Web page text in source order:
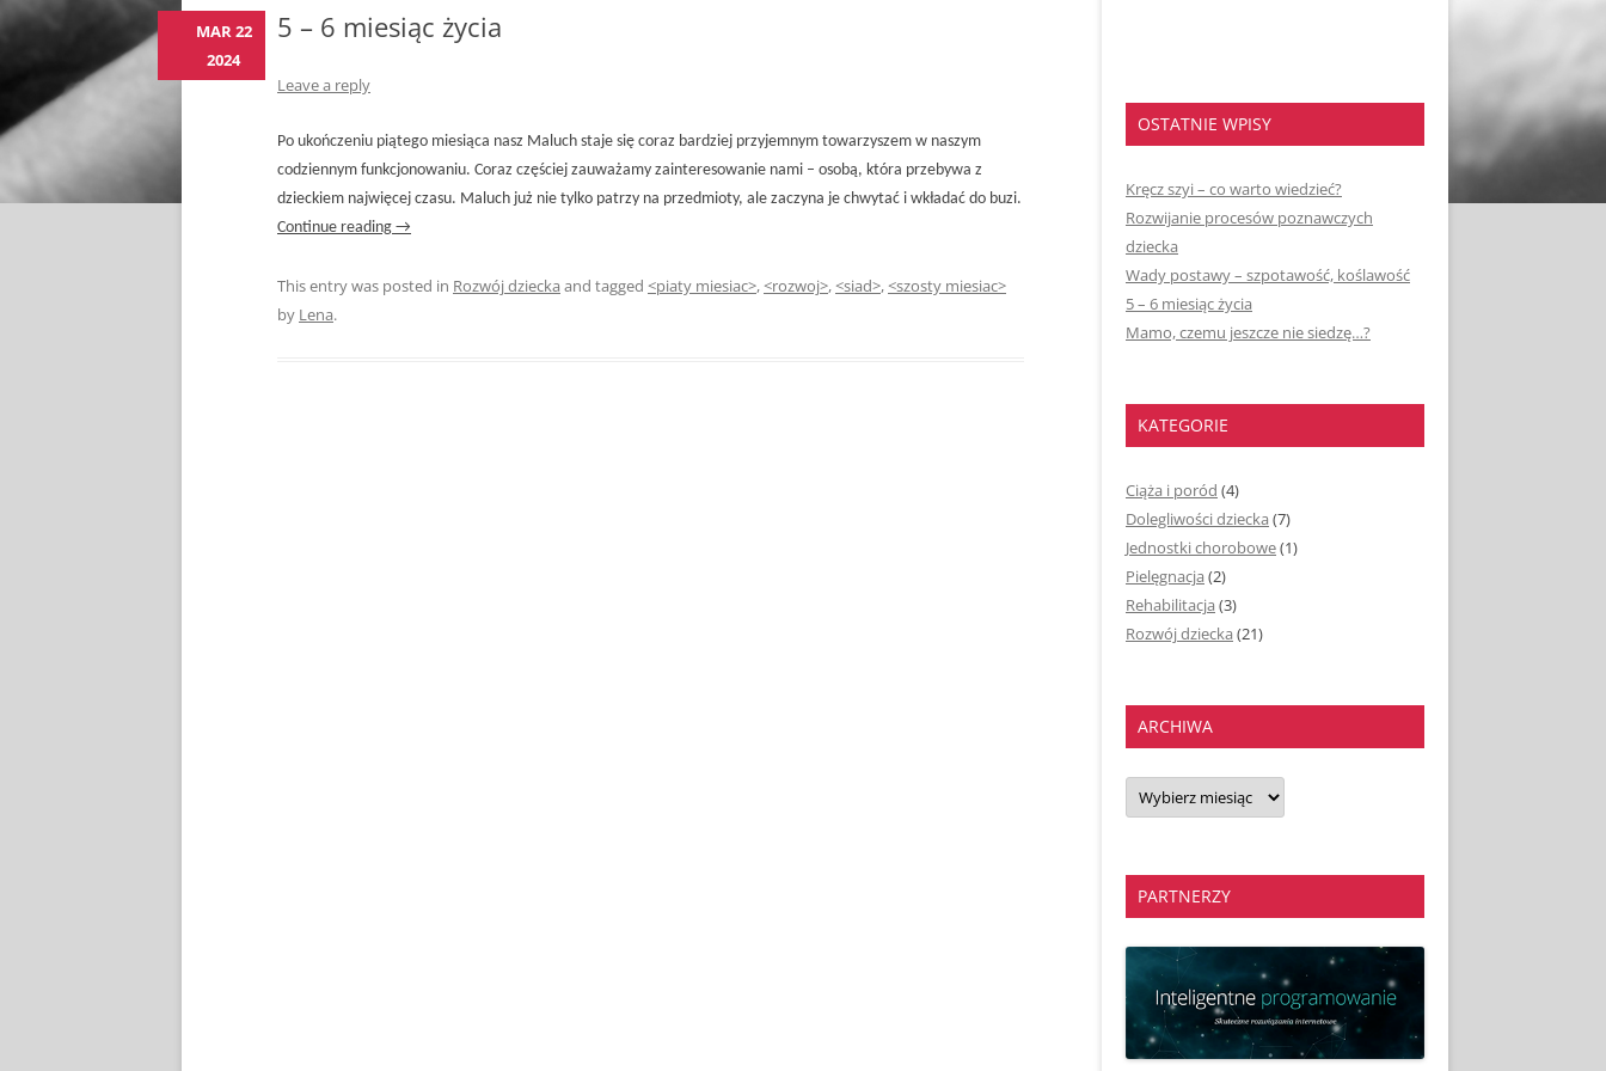
5 – 6 miesiąc życia
Leave a reply
Po ukończeniu piątego miesiąca nasz Maluch staje się coraz bardziej przyjemnym towarzyszem w naszym
codziennym funkcjonowaniu. Coraz częściej zauważamy zainteresowanie nami – osobą, która przebywa z
dzieckiem najwięcej czasu. Maluch już nie tylko patrzy na przedmioty, ale zaczyna je chwytać i wkładać do buzi.
Continue reading →
This entry was posted in Rozwój dziecka and tagged <piaty miesiac>,<rozwoj>,<siad>,<szosty miesiac>
by Lena.
MAR 22
2024
OSTATNIE WPISY
Kręcz szyi – co warto wiedzieć?
Rozwijanie procesów poznawczych
dziecka
Wady postawy – szpotawość, koślawość
5 – 6 miesiąc życia
Mamo, czemu jeszcze nie siedzę…?
KATEGORIE
Ciąża i poród (4)
Dolegliwości dziecka (7)
Jednostki chorobowe(1)
Pielęgnacja (2)
Rehabilitacja (3)
Rozwój dziecka (21)
ARCHIWA
Archiwa
PARTNERZY